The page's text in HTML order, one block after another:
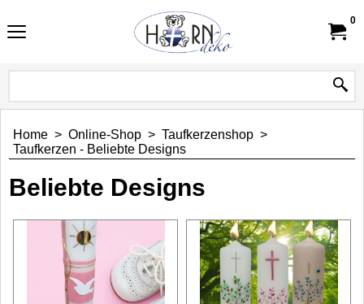
0
Home > Online-Shop > Taufkerzenshop >
Taufkerzen - Beliebte Designs
Beliebte Designs